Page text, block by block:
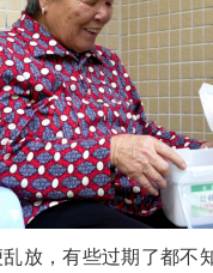
放，有些过期了都不